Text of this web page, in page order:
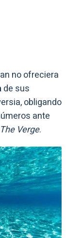
no ofreciera
de sus
obligando
ante
The Verge.